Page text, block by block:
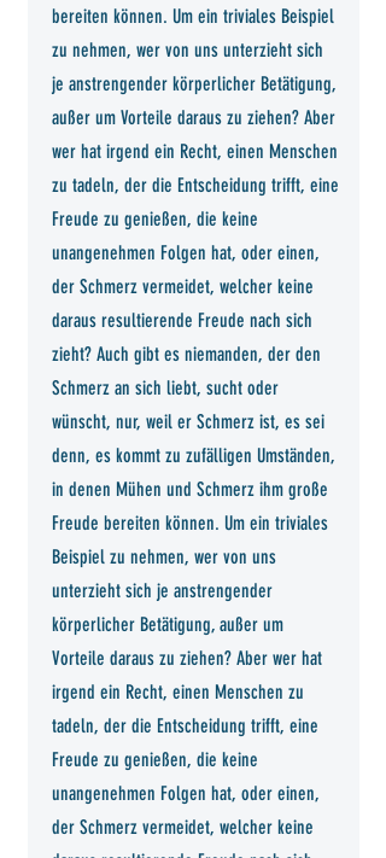
bereiten können. Um ein triviales Beispiel
zu nehmen, wer von uns unterzieht sich
je anstrengender körperlicher Betätigung,
außer um Vorteile daraus zu ziehen? Aber
wer hat irgend ein Recht, einen Menschen
zu tadeln, der die Entscheidung trifft, eine
Freude zu genießen, die keine
unangenehmen Folgen hat, oder einen,
der Schmerz vermeidet, welcher keine
daraus resultierende Freude nach sich
zieht? Auch gibt es niemanden, der den
Schmerz an sich liebt, sucht oder
wünscht, nur, weil er Schmerz ist, es sei
denn, es kommt zu zufälligen Umständen,
in denen Mühen und Schmerz ihm große
Freude bereiten können. Um ein triviales
Beispiel zu nehmen, wer von uns
unterzieht sich je anstrengender
körperlicher Betätigung, außer um
Vorteile daraus zu ziehen? Aber wer hat
irgend ein Recht, einen Menschen zu
tadeln, der die Entscheidung trifft, eine
Freude zu genießen, die keine
unangenehmen Folgen hat, oder einen,
der Schmerz vermeidet, welcher keine